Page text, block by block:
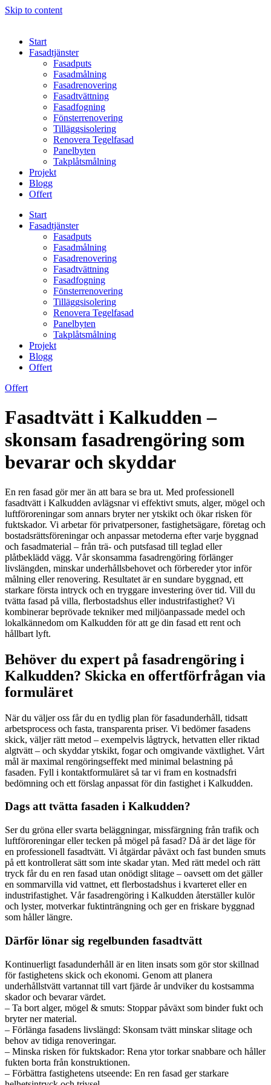
Skip to content
Start
Fasadtjänster
Fasadputs
Fasadmålning
Fasadrenovering
Fasadtvättning
Fasadfogning
Fönsterrenovering
Tilläggsisolering
Renovera Tegelfasad
Panelbyten
Takplåtsmålning
Projekt
Blogg
Offert
Start
Fasadtjänster
Fasadputs
Fasadmålning
Fasadrenovering
Fasadtvättning
Fasadfogning
Fönsterrenovering
Tilläggsisolering
Renovera Tegelfasad
Panelbyten
Takplåtsmålning
Projekt
Blogg
Offert
Offert
Fasadtvätt i Kalkudden –
skonsam fasadrengöring som
bevarar och skyddar
En ren fasad gör mer än att bara se bra ut. Med professionell
fasadtvätt i Kalkudden avlägsnar vi effektivt smuts, alger, mögel och
luftföroreningar som annars bryter ner ytskikt och ökar risken för
fuktskador. Vi arbetar för privatpersoner, fastighetsägare, företag och
bostadsrättsföreningar och anpassar metoderna efter varje byggnad
och fasadmaterial – från trä- och putsfasad till teglad eller
plåtbeklädd vägg. Vår skonsamma fasadrengöring förlänger
livslängden, minskar underhållsbehovet och förbereder ytor inför
målning eller renovering. Resultatet är en sundare byggnad, ett
starkare första intryck och en tryggare investering över tid. Vill du
tvätta fasad på villa, flerbostadshus eller industrifastighet? Vi
kombinerar beprövade tekniker med miljöanpassade medel och
lokalkännedom om Kalkudden för att ge din fasad ett rent och
hållbart lyft.
Behöver du expert på fasadrengöring i
Kalkudden? Skicka en offertförfrågan via
formuläret
När du väljer oss får du en tydlig plan för fasadunderhåll, tidsatt
arbetsprocess och fasta, transparenta priser. Vi bedömer fasadens
skick, väljer rätt metod – exempelvis lågtryck, hetvatten eller riktad
algtvätt – och skyddar ytskikt, fogar och omgivande växtlighet. Vårt
mål är maximal rengöringseffekt med minimal belastning på
fasaden. Fyll i kontaktformuläret så tar vi fram en kostnadsfri
bedömning och ett förslag anpassat för din fastighet i Kalkudden.
Dags att tvätta fasaden i Kalkudden?
Ser du gröna eller svarta beläggningar, missfärgning från trafik och
luftföroreningar eller tecken på mögel på fasad? Då är det läge för
en professionell fasadtvätt. Vi åtgärdar påväxt och fast bunden smuts
på ett kontrollerat sätt som inte skadar ytan. Med rätt medel och rätt
tryck får du en ren fasad utan onödigt slitage – oavsett om det gäller
en sommarvilla vid vattnet, ett flerbostadshus i kvarteret eller en
industrifastighet. Vår fasadrengöring i Kalkudden återställer kulör
och lyster, motverkar fuktinträngning och ger en friskare byggnad
som håller längre.
Därför lönar sig regelbunden fasadtvätt
Kontinuerligt fasadunderhåll är en liten insats som gör stor skillnad
för fastighetens skick och ekonomi. Genom att planera
underhållstvätt vartannat till vart fjärde år undviker du kostsamma
skador och bevarar värdet.
– Ta bort alger, mögel & smuts: Stoppar påväxt som binder fukt och
bryter ner material.
– Förlänga fasadens livslängd: Skonsam tvätt minskar slitage och
behov av tidiga renoveringar.
– Minska risken för fuktskador: Rena ytor torkar snabbare och håller
fukten borta från konstruktionen.
– Förbättra fastighetens utseende: En ren fasad ger starkare